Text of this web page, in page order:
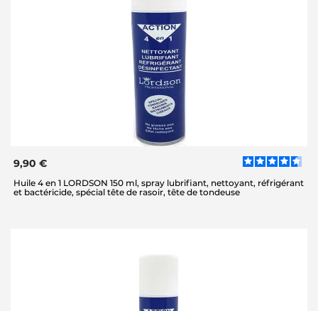
9,90 €
Huile 4 en 1 LORDSON 150 ml, spray lubrifiant, nettoyant, réfrigérant
et bactéricide, spécial tête de rasoir, tête de tondeuse